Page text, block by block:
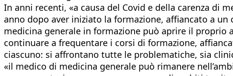
In anni recenti, «a causa del Covid e della carenza di
anno dopo aver iniziato la formazione, affiancato a
medicina generale in formazione può aprire il proprio
continuare a frequentare i corsi di formazione,
ciascuno: si affrontano tutte le problematiche, sia
«il medico di medicina generale può rimanere